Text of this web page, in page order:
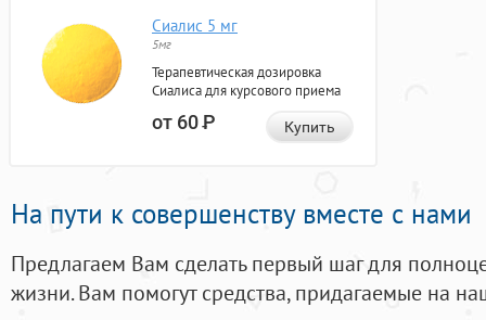
Сиалис 5 мг
5мг
Терапевтическая дозировка
Сиалиса для курсового приема
от 60Р Купить
На пути к совершенству вместе с нами
Предлагаем Вам сделать первый шаг для
жизни. Вам помогут средства, придагаемые на